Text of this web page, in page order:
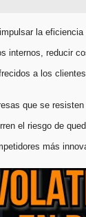
la eficiencia
internos, reducir
a los clientes.
que se
el riesgo de
más